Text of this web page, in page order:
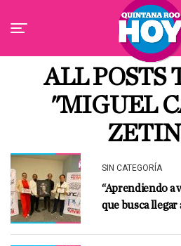
ALL POSTS
"MIGUEL
SIN CATEGORÍA
“Aprendiendo a
que busca llegar